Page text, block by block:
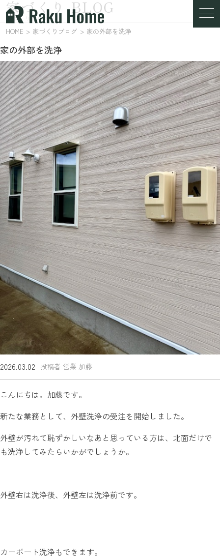
家づくりブログ
家づくり BLOG
HOME 家づくりブログ 家の外部を洗浄
家の外部を洗浄
2026.03.02 投稿者 営業 加藤
こんにちは。加藤です。
新たな業務として、外壁洗浄の受注を開始しました。
外壁が汚れて恥ずかしいなあと思っている方は、北面だけで
も洗浄してみたらいかがでしょうか。
外壁右は洗浄後、外壁左は洗浄前です。
カーポート洗浄もできます。